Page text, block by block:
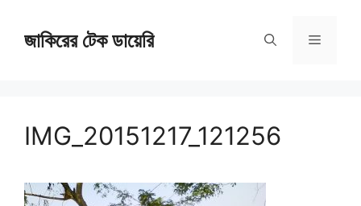
জাকিরের টেক ডায়েরি Menu
IMG_20151217_121256